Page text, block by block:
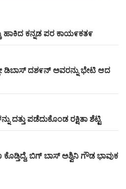
ಹಾಕಿದ ಕನ್ನಡ ಪರ ಕಾಯ೯ಕತ೯
ಡಿಬಾಸ್ ದಶ೯ನ್ ಅವರನ್ನು ಭೇಟಿ ಆದ
ಪಡೆದುಕೊಂಡ ರಕ್ಷಿತಾ ಶೆಟ್ಟಿ
ಕೊಡ್ತಿದ್ದೆ, ಬಿಗ್ ಬಾಸ್ ಅಶ್ವಿನಿ ಗೌಡ ಭಾವುಕ